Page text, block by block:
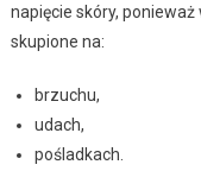
napięcie skóry,
skupione na:
brzuchu,
udach,
pośladkach.